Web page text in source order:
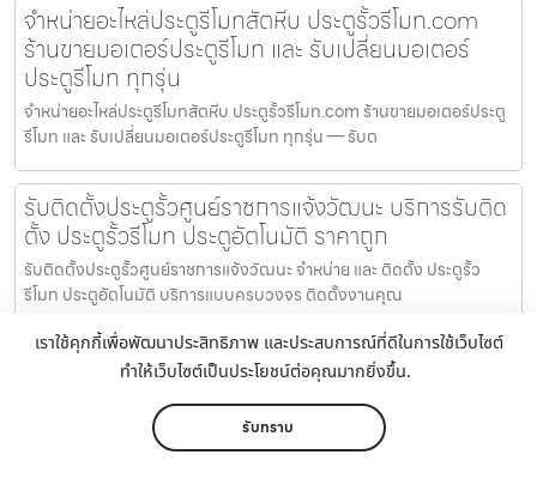
เราใช้คุกกี้เพื่อพัฒนาประสิทธิภาพ และประสบการณ์ที่ดีในการใช้เว็บไซต์
ทำให้เว็บไซต์เป็นประโยชน์ต่อคุณมากยิ่งขึ้น.
รับทราบ
จำหน่ายอะไหล่ประตูรีโมทสัตหีบ ประตูรั้วรีโมท.com
ร้านขายมอเตอร์ประตูรีโมท และ รับเปลี่ยนมอเตอร์
ประตูรีโมท ทุกรุ่น
จำหน่ายอะไหล่ประตูรีโมทสัตหีบ ประตูรั้วรีโมท.com ร้านขายมอเตอร์ประตู
รีโมท และ รับเปลี่ยนมอเตอร์ประตูรีโมท ทุกรุ่น — รับต
รับติดตั้งประตูรั้วศูนย์ราชการแจ้งวัฒนะ บริการรับติด
ตั้ง ประตูรั้วรีโมท ประตูอัตโนมัติ ราคาถูก
รับติดตั้งประตูรั้วศูนย์ราชการแจ้งวัฒนะ จำหน่าย และ ติดตั้ง ประตูรั้ว
รีโมท ประตูอัตโนมัติ บริการแบบครบวงจร ติดตั้งงานคุณ
รับติดตั้งประตูรีโมทพระโขนง บริการรับติดตั้งประตู
รีโมท ประตูอัตโนมัติ แบบครบวงจร ราคาถูก
รับติดตั้งประตูรีโมทพระโขนง บริการรับติดตั้งประตูรีโมท ประตู
อัตโนมัติ แบบครบวงจร ราคาถูก พร้อมประกันมอเตอร์ 5 ปี อะไหล่